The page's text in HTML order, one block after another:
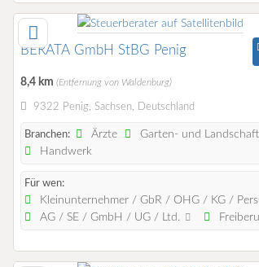
BERATA GmbH StBG Penig
8,4 km (Entfernung von Waldenburg)
9322 Penig, Sachsen, Deutschland
Branchen: Ärzte
Garten- und
Handwerk
Für wen:
Kleinunternehmer / GbR / OHG / KG /
AG / SE / GmbH / UG / Ltd.